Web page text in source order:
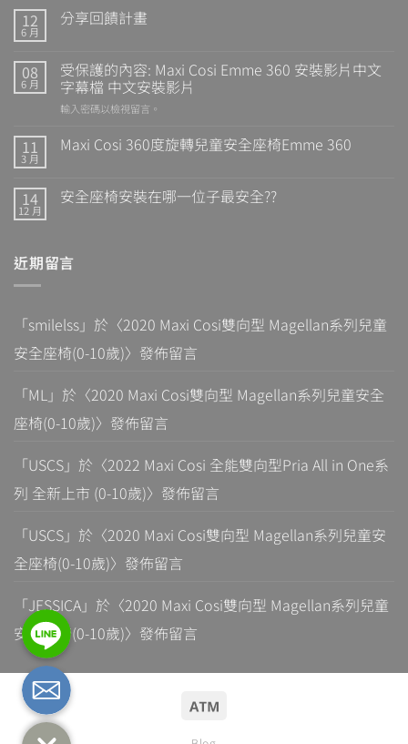
12
6 月
分享回饋計畫
08
6 月
受保護的內容: Maxi Cosi Emme 360 安裝影片中文
字幕檔 中文安裝影片
輸入密碼以檢視留言。
11
3 月
Maxi Cosi 360度旋轉兒童安全座椅Emme 360
14
12 月
安全座椅安裝在哪一位子最安全??
近期留言
「smilelss」於〈2020 Maxi Cosi雙向型 Magellan系列兒童
安全座椅(0-10歲)〉發佈留言
「ML 」於〈2020 Maxi Cosi雙向型 Magellan系列兒童安全
座椅(0-10歲)〉發佈留言
「USCS」於〈2022 Maxi Cosi 全能雙向型Pria All in One系
列 全新上市 (0-10歲)〉發佈留言
「USCS」於〈2020 Maxi Cosi雙向型 Magellan系列兒童安
全座椅(0-10歲)〉發佈留言
「JESSICA」於〈2020 Maxi Cosi雙向型 Magellan系列兒童
安全座椅(0-10歲)〉發佈留言